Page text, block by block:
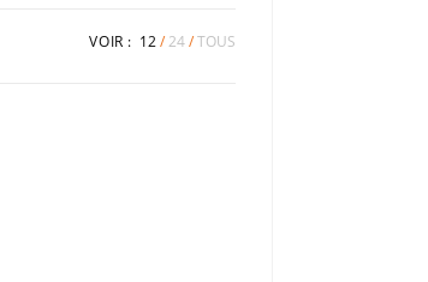
VOIR : 12 24 TOUS